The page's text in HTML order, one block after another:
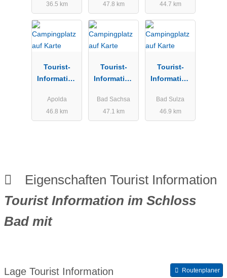
Stadt
Mansfeld
e.V.
36.5 km
47.8 km
44.7 km
Tourist-
Information
Apolda
46.8 km
Tourist-
Information
Bad Sachsa
47.1 km
Tourist-
Information
Bad Sulza
46.9 km
Eigenschaften Tourist Information
Tourist Information im Schloss
Bad mit
Lage Tourist Information Routenplaner